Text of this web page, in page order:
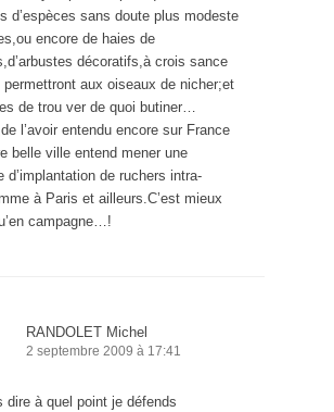
d’espèces sans doute plus modeste
encore de haies de
décoratifs,à crois sance
permettront aux oiseaux de nicher;et
de trou ver de quoi butiner…
l’avoir entendu encore sur France
belle ville entend mener une
d’implantation de ruchers intra-
à Paris et ailleurs.C’est mieux
campagne…!
RANDOLET Michel
2 septembre 2009 à 17:41
dire à quel point je défends